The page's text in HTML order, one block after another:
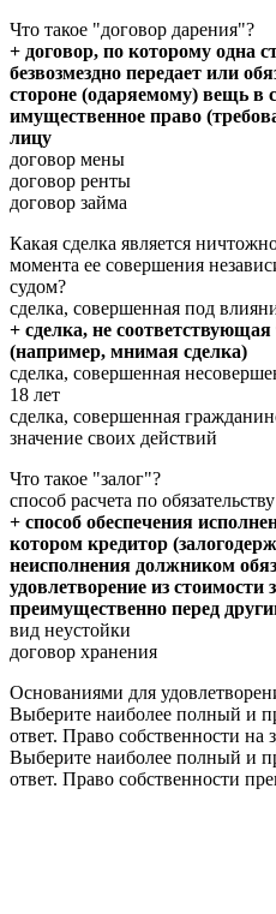
Что такое "договор дарения"?
+ договор, по которому одна
безвозмездно передает или
стороне (одаряемому) вещь в
имущественное право
лицу
договор мены
договор ренты
договор займа
Какая сделка является
момента ее совершения
судом?
сделка, совершенная под
+ сделка, не
(например, мнимая сделка)
сделка, совершенная
18 лет
сделка, совершенная
значение своих действий
Что такое "залог"?
способ расчета по обязательству
+ способ обеспечения
котором кредитор
неисполнения должником
удовлетворение из
преимущественно перед
вид неустойки
договор хранения
Основаниями для
Выберите наиболее полный и
ответ. Право собственности
Выберите наиболее полный и
ответ. Право собственности